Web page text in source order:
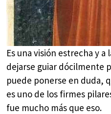
Es una visión estrecha y
dejarse guiar dócilmente
puede ponerse en duda,
es uno de los firmes
fue mucho más que eso.